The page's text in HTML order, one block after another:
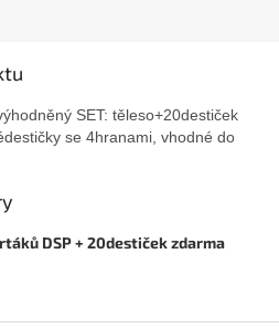
SET: těleso+20destiček
destičky se 4hranami, vhodné do
DSP + 20destiček zdarma